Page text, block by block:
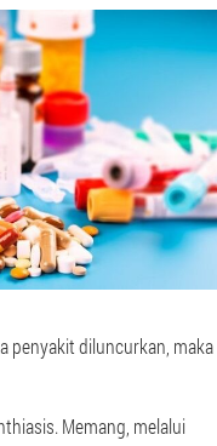
penyakit diluncurkan, maka
Memang, melalui